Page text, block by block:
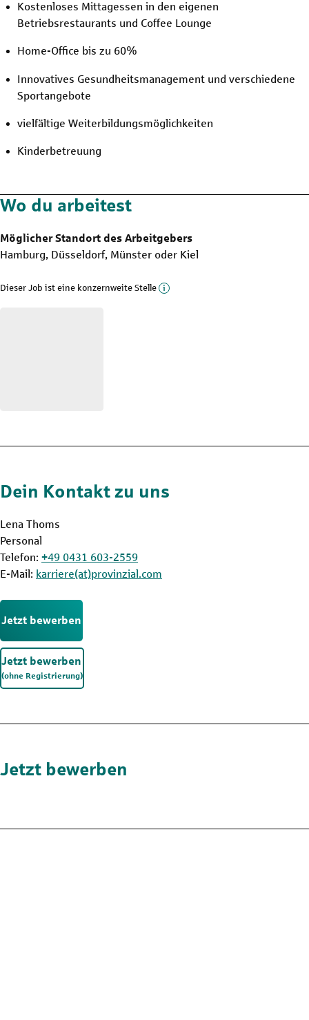
Kostenloses Mittagessen in den eigenen
Betriebsrestaurants und Coffee Lounge
Home-Office bis zu 60%
Innovatives Gesundheitsmanagement und verschiedene
Sportangebote
vielfältige Weiterbildungsmöglichkeiten
Kinderbetreuung
Wo du arbeitest
Möglicher Standort des Arbeitgebers
Hamburg, Düsseldorf, Münster oder Kiel
Dieser Job ist eine konzernweite Stelle Mehr Informationen zu
Dein Kontakt zu uns
Lena Thoms
Personal
Telefon: +49 0431 603-2559
E-Mail: karriere(at)provinzial.com
Jetzt bewerben
Jetzt bewerben
(ohne Registrierung)
Jetzt bewerben